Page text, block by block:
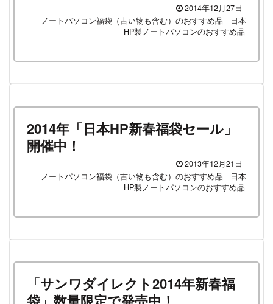
2014年12月27日
ノートパソコン福袋（古い物も含む）のおすすめ品
日本
HP製ノートパソコンのおすすめ品
2014年「日本HP新春福袋セール」
開催中！
2013年12月21日
ノートパソコン福袋（古い物も含む）のおすすめ品
日本
HP製ノートパソコンのおすすめ品
「サンワダイレクト2014年新春福